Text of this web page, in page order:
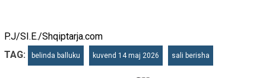
P.J/SI.E./Shqiptarja.com
TAG:
belinda balluku kuvend 14 maj 2026 sali berisha